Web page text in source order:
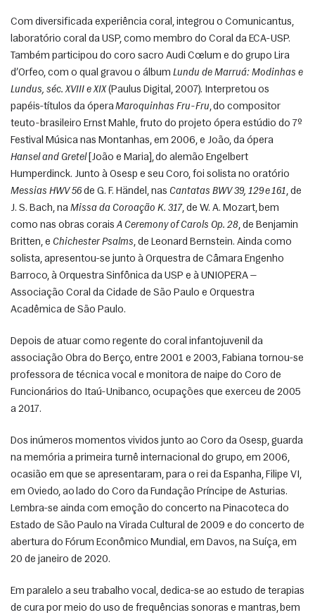
Com diversificada experiência coral, integrou o Comunicantus,
laboratório coral da USP, como membro do Coral da ECA-USP.
Também participou do coro sacro Audi Cœlum e do grupo Lira
d’Orfeo, com o qual gravou o álbum Lundu de Marruá: Modinhas e
Lundus, séc. XVIII e XIX (Paulus Digital, 2007). Interpretou os
papéis-títulos da ópera Maroquinhas Fru-Fru, do compositor
teuto-brasileiro Ernst Mahle, fruto do projeto ópera estúdio do 7º
Hansel and Gretel [João e Maria], do alemão Engelbert
Messias HWV 56 de G. F. Händel, nas Cantatas BWV 39, 129 e 161, de
J. S. Bach, na Missa da Coroação K. 317, de W. A. Mozart, bem
como nas obras corais A Ceremony of Carols Op. 28, de Benjamin
Britten, e Chichester Psalms, de Leonard Bernstein. Ainda como
solista, apresentou-se junto à Orquestra de Câmara Engenho
Barroco, à Orquestra Sinfônica da USP e à UNIOPERA —
Associação Coral da Cidade de São Paulo e Orquestra
Acadêmica de São Paulo.
Depois de atuar como regente do coral infantojuvenil da
associação Obra do Berço, entre 2001 e 2003, Fabiana tornou-se
professora de técnica vocal e monitora de naipe do Coro de
Funcionários do Itaú-Unibanco, ocupações que exerceu de 2005
a 2017.
Dos inúmeros momentos vividos junto ao Coro da Osesp, guarda
na memória a primeira turnê internacional do grupo, em 2006,
ocasião em que se apresentaram, para o rei da Espanha, Filipe VI,
em Oviedo, ao lado do Coro da Fundação Príncipe de Asturias.
Lembra-se ainda com emoção do concerto na Pinacoteca do
Estado de São Paulo na Virada Cultural de 2009 e do concerto de
abertura do Fórum Econômico Mundial, em Davos, na Suíça, em
20 de janeiro de 2020.
Em paralelo a seu trabalho vocal, dedica-se ao estudo de terapias
de cura por meio do uso de frequências sonoras e mantras, bem